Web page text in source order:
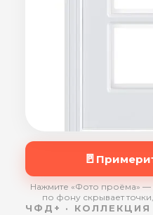
🚪
Нажмите «Фото проёма» —
по фону скрывает
ЧФД+ ·